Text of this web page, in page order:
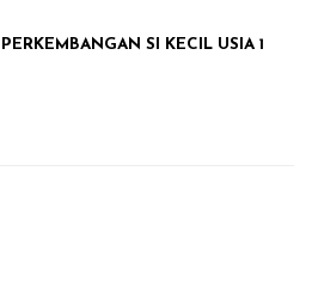
PERKEMBANGAN SI KECIL USIA 1